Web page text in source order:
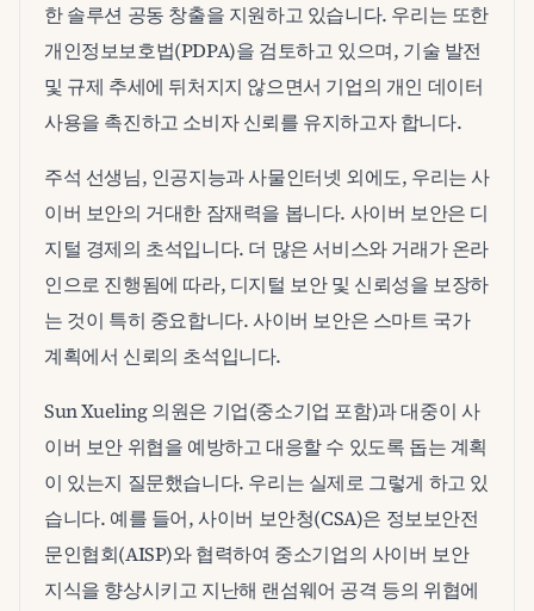
한 솔루션 공동 창출을 지원하고 있습니다. 우리는 또한
개인정보보호법(PDPA)을 검토하고 있으며, 기술 발전
및 규제 추세에 뒤처지지 않으면서 기업의 개인 데이터
사용을 촉진하고 소비자 신뢰를 유지하고자 합니다.
주석 선생님, 인공지능과 사물인터넷 외에도, 우리는 사
이버 보안의 거대한 잠재력을 봅니다. 사이버 보안은 디
지털 경제의 초석입니다. 더 많은 서비스와 거래가 온라
인으로 진행됨에 따라, 디지털 보안 및 신뢰성을 보장하
는 것이 특히 중요합니다. 사이버 보안은 스마트 국가
계획에서 신뢰의 초석입니다.
Sun Xueling 의원은 기업(중소기업 포함)과 대중이 사
이버 보안 위협을 예방하고 대응할 수 있도록 돕는 계획
이 있는지 질문했습니다. 우리는 실제로 그렇게 하고 있
습니다. 예를 들어, 사이버 보안청(CSA)은 정보보안전
문인협회(AISP)와 협력하여 중소기업의 사이버 보안
지식을 향상시키고 지난해 랜섬웨어 공격 등의 위협에